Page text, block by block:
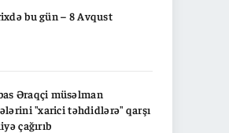
bu gün – 8 Avqust
Əraqçi müsəlman
"xarici təhdidlərə" qarşı
çağırıb